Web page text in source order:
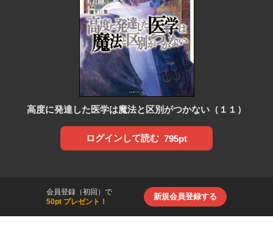
高度に発達した医学は魔法と区別がつかない（１１）
ログインして読む 795pt
会員登録（初回）で
50pt プレゼント！
新規会員登録する